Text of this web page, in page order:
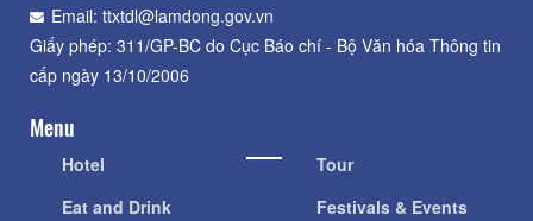
Email: ttxtdl@lamdong.gov.vn
Giấy phép: 311/GP-BC do Cục Báo chí - Bộ Văn hóa Thông tin
cấp ngày 13/10/2006
Menu
Hotel
Eat and Drink
Tour
Festivals & Events